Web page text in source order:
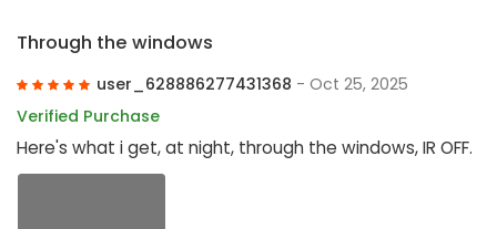
Through the windows
user_628886277431368 - Oct 25, 2025
Verified Purchase
Here's what i get, at night, through the windows, IR OFF.